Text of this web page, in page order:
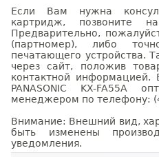
Если Вам нужна
картридж, позвоните
Предварительно,
(партномер), либо
печатающего устройства.
через сайт, положив
контактной информацией.
PANASONIC KX-
менеджером по телефону:
Внимание: Внешний вид,
быть изменены
уведомления.